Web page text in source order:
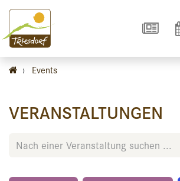
› Events
VERANSTALTUNGEN